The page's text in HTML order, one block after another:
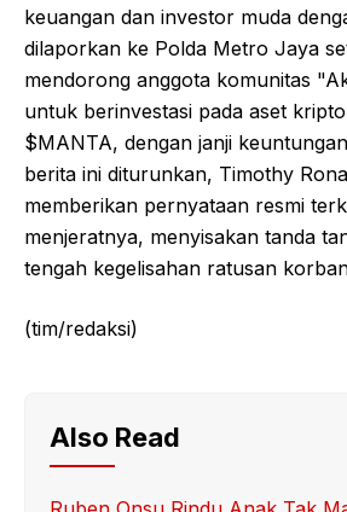
keuangan dan investor muda
dilaporkan ke Polda Metro Jaya
mendorong anggota komunitas
untuk berinvestasi pada aset
$MANTA, dengan janji
berita ini diturunkan, Timothy
memberikan pernyataan resmi
menjeratnya, menyisakan tanda
tengah kegelisahan ratusan
(tim/redaksi)
Also Read